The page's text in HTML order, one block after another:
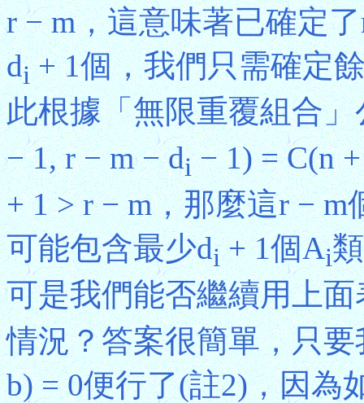
r − m，這意味著已確定
di+ 1個，我們只需確定
此根據「無限重覆組合」
− 1, r − m − di− 1) = C(n
+ 1 > r − m，那麼這r −
可能包含最少di+ 1個Ai
可是我們能否繼續用上面
情況？答案很簡單，只要
b) = 0便行了(註2)，因為